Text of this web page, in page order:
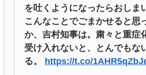
を吐くようになったらおしま
こんなことでごまかせると思
か、吉村知事は。粛々と重症
受け入れないと、とんでもな
る。 https://t.co/